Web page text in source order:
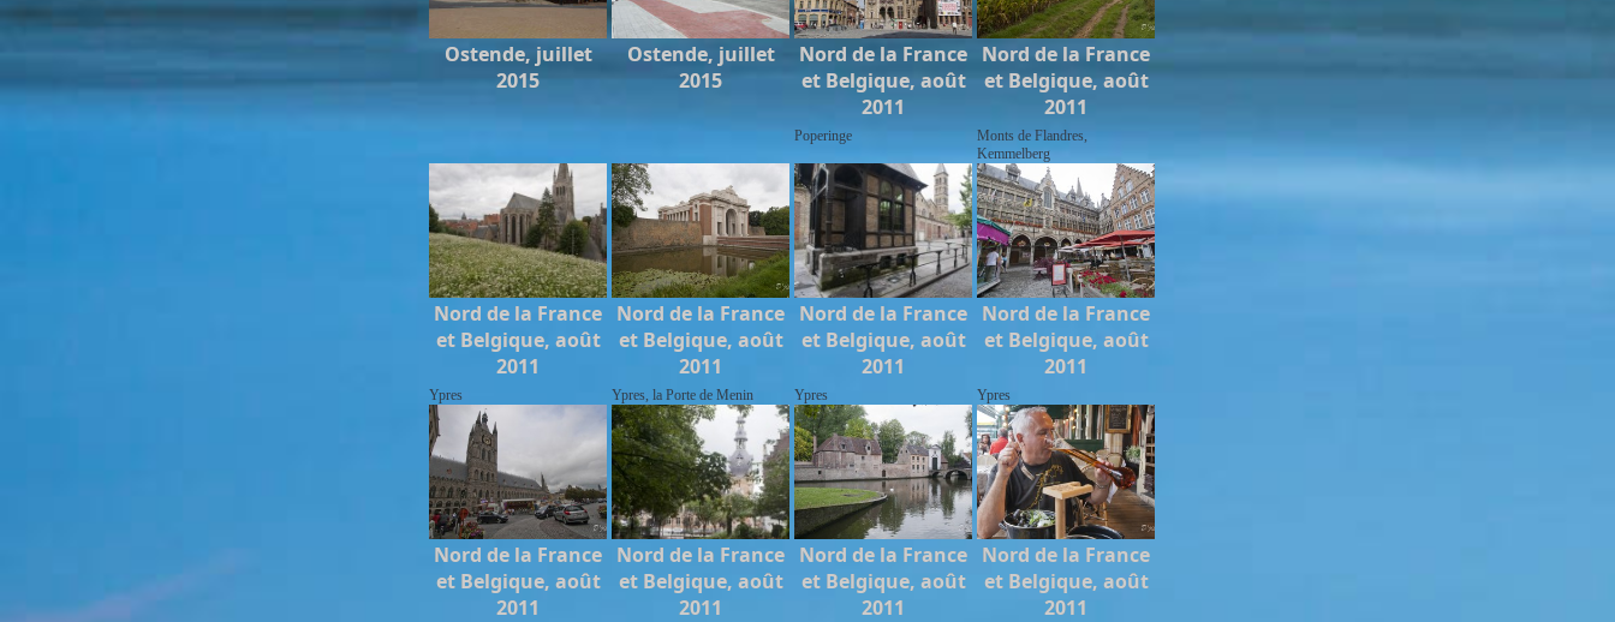
Ostende, juillet
2015
Ostende, juillet
2015
Nord de la France
et Belgique, août
2011
Poperinge
Nord de la France
et Belgique, août
2011
Monts de Flandres,
Kemmelberg
Nord de la France
et Belgique, août
2011
Ypres
Nord de la France
et Belgique, août
2011
Ypres, la Porte de Menin
Nord de la France
et Belgique, août
2011
Ypres
Nord de la France
et Belgique, août
2011
Ypres
Nord de la France
et Belgique, août
2011
Nord de la France
et Belgique, août
2011
Nord de la France
et Belgique, août
2011
Nord de la France
et Belgique, août
2011